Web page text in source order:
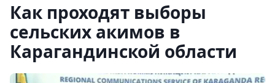
Как проходят выборы
сельских акимов в
Карагандинской области